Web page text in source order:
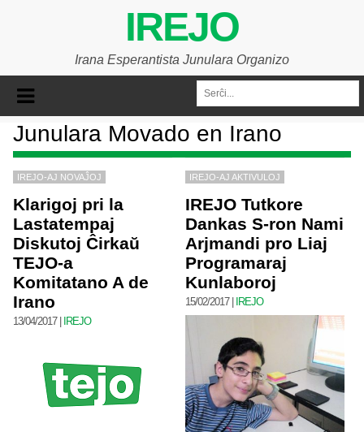
IREJO
Irana Esperantista Junulara Organizo
Junulara Movado en Irano
IREJO-AJ NOVAĴOJ
Klarigoj pri la
Lastatempaj
Diskutoj Ĉirkaŭ
TEJO-a
Komitatano A de
Irano
13/04/2017| IREJO
IREJO-AJ AKTIVULOJ
IREJO Tutkore
Dankas S-ron Nami
Arjmandi pro Liaj
Programaraj
Kunlaboroj
15/02/2017| IREJO